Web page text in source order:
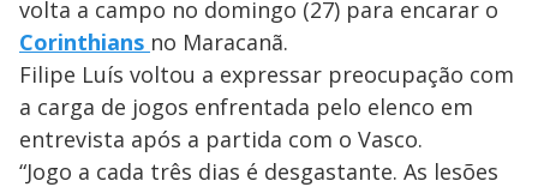
volta a campo no domingo (27) para encarar o
Corinthians no Maracanã.
Filipe Luís voltou a expressar preocupação com
a carga de jogos enfrentada pelo elenco em
entrevista após a partida com o Vasco.
“Jogo a cada três dias é desgastante. As lesões